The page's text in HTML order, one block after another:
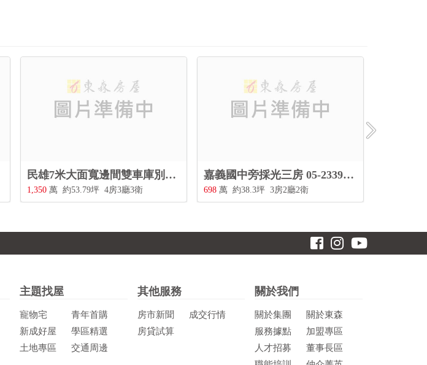
民雄7米大面寬邊間雙車庫別墅 05-2339797
1,350 萬 約53.79坪 4房3廳3衛
嘉義國中旁採光三房 05-2339797
698 萬 約38.3坪 3房2廳2衛
主題找屋
寵物宅
青年首購
新成好屋
學區精選
土地專區
交通周邊
其他服務
房市新聞
成交行情
房貸試算
關於我們
關於集團
關於東森
服務據點
加盟專區
人才招募
董事長區